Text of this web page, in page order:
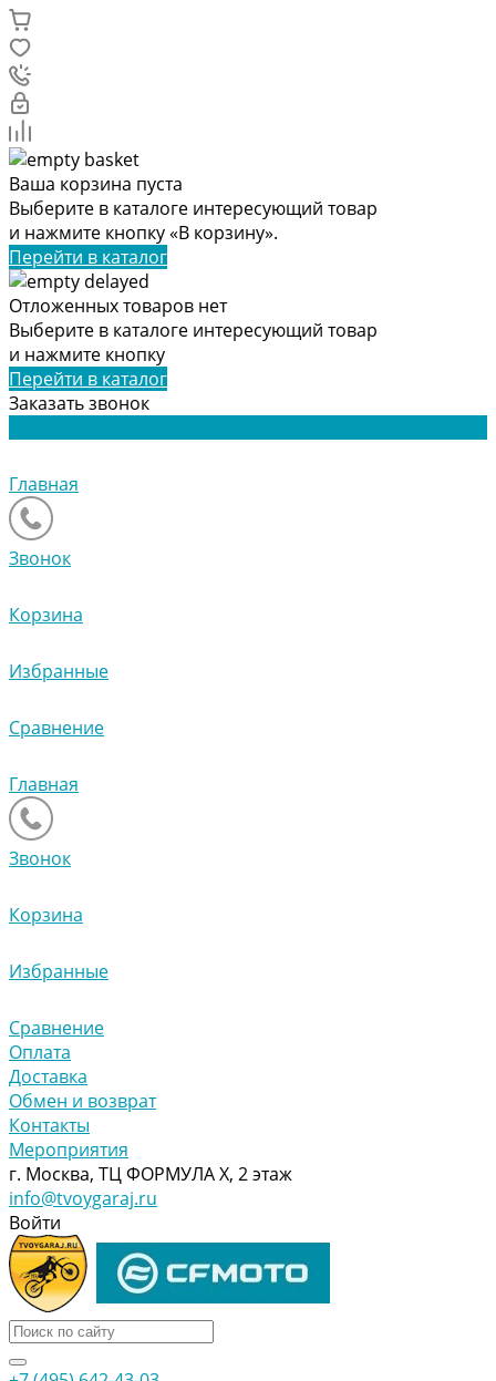
Ваша корзина пуста
Выберите в каталоге интересующий товар
и нажмите кнопку «В корзину».
Перейти в каталог
Отложенных товаров нет
Выберите в каталоге интересующий товар
и нажмите кнопку
Перейти в каталог
Заказать звонок
Главная
Звонок
Корзина
Избранные
Сравнение
Главная
Звонок
Корзина
Избранные
Сравнение
Оплата
Доставка
Обмен и возврат
Контакты
Мероприятия
г. Москва, ТЦ ФОРМУЛА Х, 2 этаж
info@tvoygaraj.ru
Войти